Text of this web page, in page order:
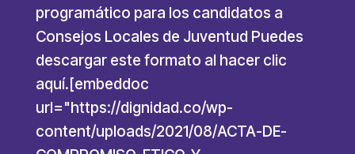
programático para los candidatos a
Consejos Locales de Juventud Puedes
descargar este formato al hacer clic
aquí.[embeddoc
url="https://dignidad.co/wp-
content/uploads/2021/08/ACTA-DE-